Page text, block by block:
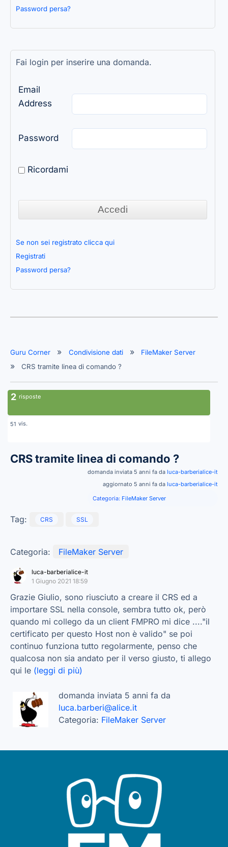
Password persa?
Fai login per inserire una domanda.
Email
Address
Password
Ricordami
Se non sei registrato clicca qui
Registrati
Password persa?
Guru Corner Condivisione dati
FileMaker Server
CRS tramite linea di comando ?
2 risposte
51 vis.
CRS tramite linea di comando ?
domanda inviata 5 anni fa da luca-barberialice-it
aggiornato 5 anni fa da luca-barberialice-it
Categoria: FileMaker Server
Tag: CRS SSL
Categoria: FileMaker Server
luca-barberialice-it
1 Giugno 2021 18:59
Grazie Giulio, sono riusciuto a creare il CRS ed a
importare SSL nella console, sembra tutto ok, però
quando mi collego da un client FMPRO mi dice ...."il
certificato per questo Host non è valido" se poi
continuo funziona tutto regolarmente, penso che
qualcosa non sia andato per il verso giusto, ti allego
qui le (leggi di più)
domanda inviata 5 anni fa da
luca.barberi@alice.it
Categoria: FileMaker Server